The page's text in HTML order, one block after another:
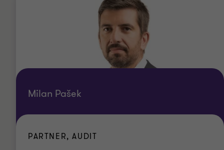
Milan Pašek
PARTNER, AUDIT